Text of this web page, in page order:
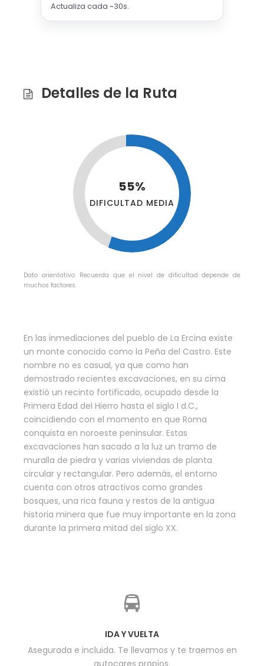
Actualiza cada ~30s.
Detalles de la Ruta
55%
DIFICULTAD MEDIA
Dato orientativo. Recuerda que el nivel de dificultad depende de
muchos factores.
En las inmediaciones del pueblo de La Ercina existe
un monte conocido como la Peña del Castro. Este
nombre no es casual, ya que como han
demostrado recientes excavaciones, en su cima
existió un recinto fortificado, ocupado desde la
Primera Edad del Hierro hasta el siglo I d.C.,
coincidiendo con el momento en que Roma
conquista en noroeste peninsular. Estas
excavaciones han sacado a la luz un tramo de
muralla de piedra y varias viviendas de planta
circular y rectangular. Pero además, el entorno
cuenta con otros atractivos como grandes
bosques, una rica fauna y restos de la antigua
historia minera que fue muy importante en la zona
durante la primera mitad del siglo XX.
IDA Y VUELTA
Asegurada e incluida. Te llevamos y te traemos en
autocares propios.